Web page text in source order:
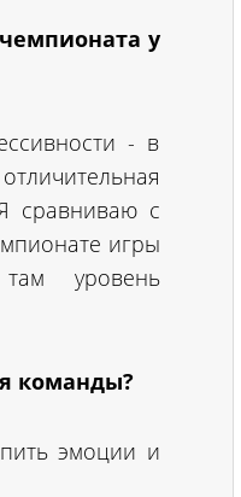
у
- в
сравниваю с
игры
там уровень
команды?
эмоции и